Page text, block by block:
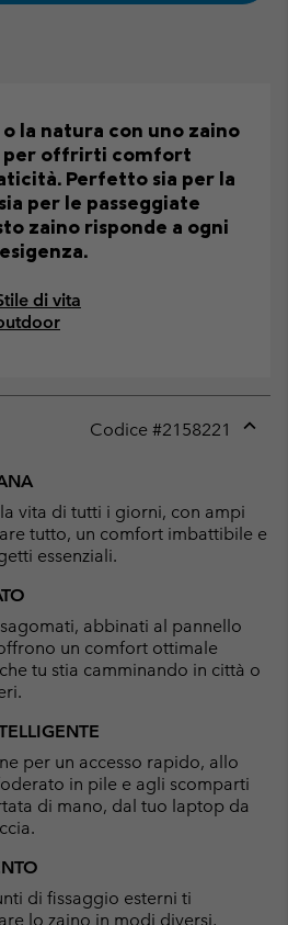
la natura con uno zaino
per offrirti comfort
Perfetto sia per la
per le passeggiate
zaino risponde a ogni
esigenza.
di vita
Codice #2158221
vita di tutti i giorni, con ampi
tutto, un comfort imbattibile e
essenziali.
abbinati al pannello
un comfort ottimale
tu stia camminando in città o
per un accesso rapido, allo
in pile e agli scomparti
di mano, dal tuo laptop da
di fissaggio esterni ti
lo zaino in modi diversi,